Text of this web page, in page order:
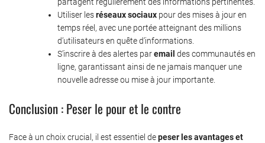
Utiliser lesréseaux sociaux pour des mises à jour en
temps réel, avec une portée atteignant des millions
d’utilisateurs en quête d’informations.
S’inscrire à des alertes paremail des communautés en
ligne, garantissant ainsi de ne jamais manquer une
nouvelle adresse ou mise à jour importante.
Conclusion : Peser le pour et le contre
Face à un choix crucial, il est essentiel depeser les avantages et